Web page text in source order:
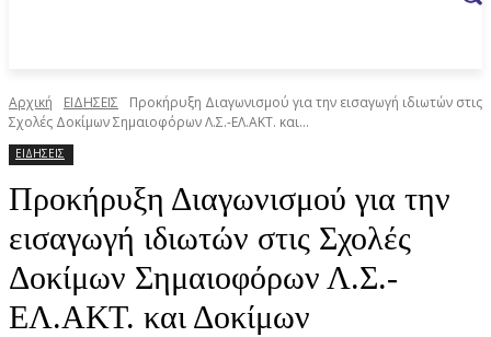
Αρχική ΕΙΔΗΣΕΙΣ
Προκήρυξη Διαγωνισμού για την εισαγωγή ιδιωτών στις
Σχολές Δοκίμων Σημαιοφόρων Λ.Σ.-ΕΛ.ΑΚΤ. και...
ΕΙΔΗΣΕΙΣ
Προκήρυξη Διαγωνισμού για την
εισαγωγή ιδιωτών στις Σχολές
Δοκίμων Σημαιοφόρων Λ.Σ.-
ΕΛ.ΑΚΤ. και Δοκίμων